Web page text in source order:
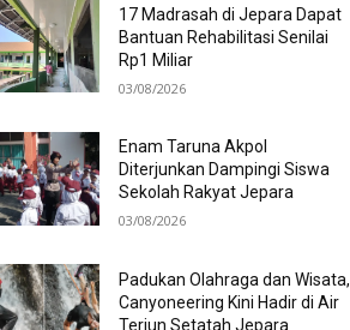
17 Madrasah di Jepara Dapat
Bantuan Rehabilitasi Senilai
Rp1 Miliar
03/08/2026
Enam Taruna Akpol
Diterjunkan Dampingi Siswa
Sekolah Rakyat Jepara
03/08/2026
Padukan Olahraga dan Wisata,
Canyoneering Kini Hadir di Air
Terjun Setatah Jepara